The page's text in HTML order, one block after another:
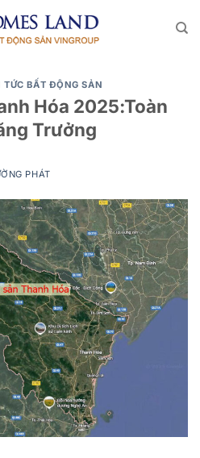
TỨC BẤT ĐỘNG SẢN
Hóa 2025:Toàn
Trưởng
PHÁT